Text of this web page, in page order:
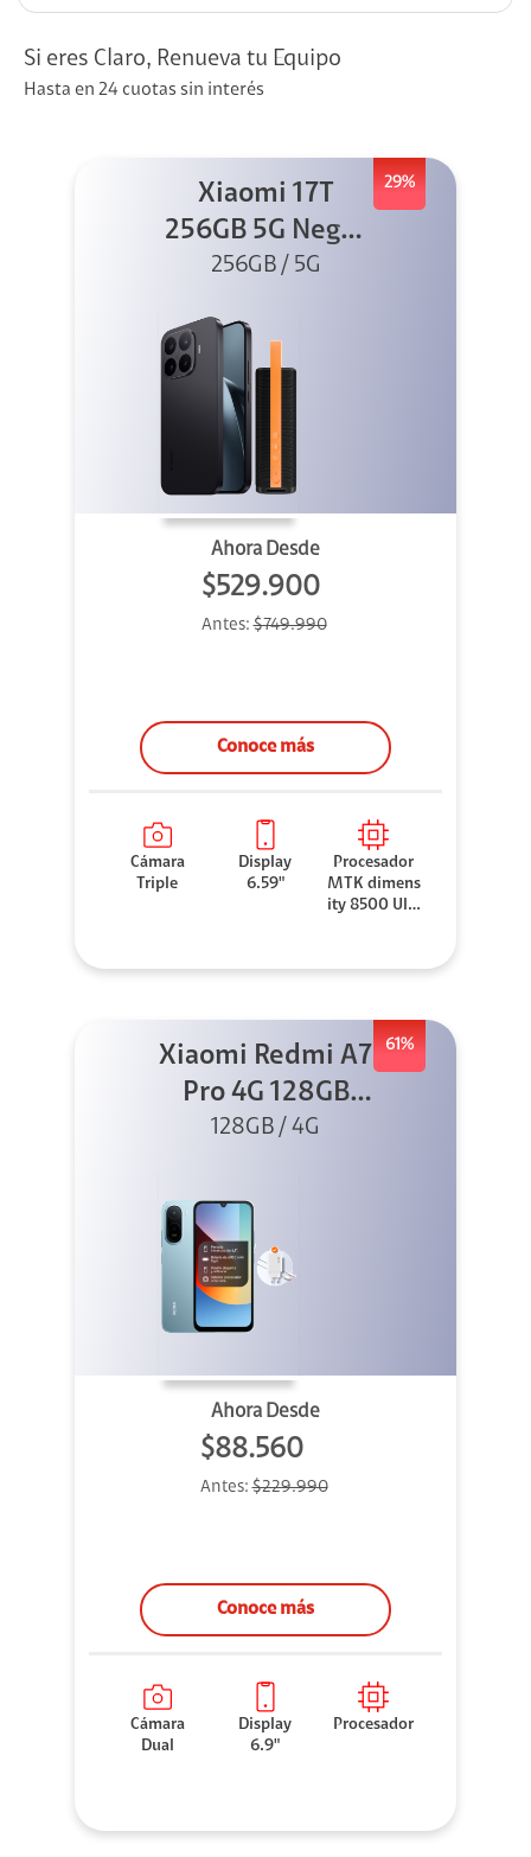
Si eres Claro, Renueva tu Equipo
Hasta en 24 cuotas sin interés
29%
Xiaomi 17T
256GB 5G Negro
+ Sound
256GB / 5G
Ahora Desde
$529.900
Antes:$749.990
Conoce más
Cámara
Triple
Display
6.59"
Procesador
MTK dimens
ity 8500 Ultr
61%
Xiaomi Redmi A7
Pro 4G 128GB
Azul + Cargador
128GB / 4G
Ahora Desde
$88.560
Antes:$229.990
Conoce más
Cámara
Dual
Display
6.9"
Procesador